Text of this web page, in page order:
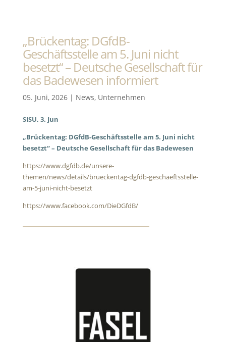
„Brückentag: DGfdB-
Geschäftsstelle am 5. Juni nicht
besetzt“ – Deutsche Gesellschaft für
das Badewesen informiert
05. Juni, 2026| News, Unternehmen
SISU, 3. Jun
„Brückentag: DGfdB-Geschäftsstelle am 5. Juni nicht
besetzt“ – Deutsche Gesellschaft für das Badewesen
https://www.dgfdb.de/unsere-
themen/news/details/brueckentag-dgfdb-geschaeftsstelle-
am-5-juni-nicht-besetzt
https://www.facebook.com/DieDGfdB/